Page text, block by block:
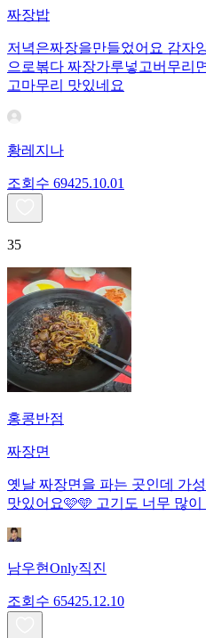
짜장밥
저녁은짜장을만들었어요 감자
으로볶다 짜장가루넣고버무리
고마무리 맛있네요
황레지나
조회수 69425.10.01
35
홍콩반점
짜장면
옛날 짜장면을 파는 곳인데 가
맛있어요🩷🩵 고기도 너무 많
남우현Only직진
조회수 65425.12.10